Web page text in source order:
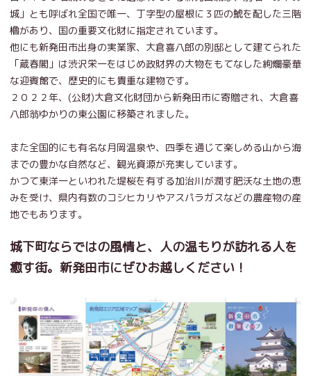
城」とも呼ばれ全国で唯一、丁字型の屋根に３匹の鯱を配した三階
櫓があり、国の重要文化財に指定されています。
他にも新発田市出身の実業家、大倉喜八郎の別邸として建てられた
「蔵春閣」は渋沢栄一をはじめ政財界の大物をもてなした絢爛豪華
な迎賓館で、歴史的にも貴重な建物です。
２０２２年、(公財)大倉文化財団から新発田市に寄贈され、大倉喜
八郎翁ゆかりの東公園に移築されました。
また全国的にも有名な月岡温泉や、四季を通じて楽しめる山から海
までの豊かな自然など、観光資源が充実しています。
かつて東洋一といわれた堤桜を有する加治川が潤す肥沃な土地の恵
みを受け、県内有数のコシヒカリやアスパラガスなどの農産物の産
地でもあります。
城下町ならではの風情と、人の温もりが訪れる人を
癒す街。新発田市にぜひお越しください！